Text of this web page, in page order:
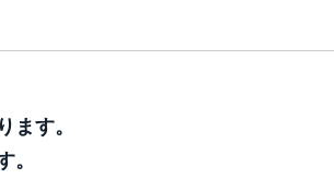
す。
。